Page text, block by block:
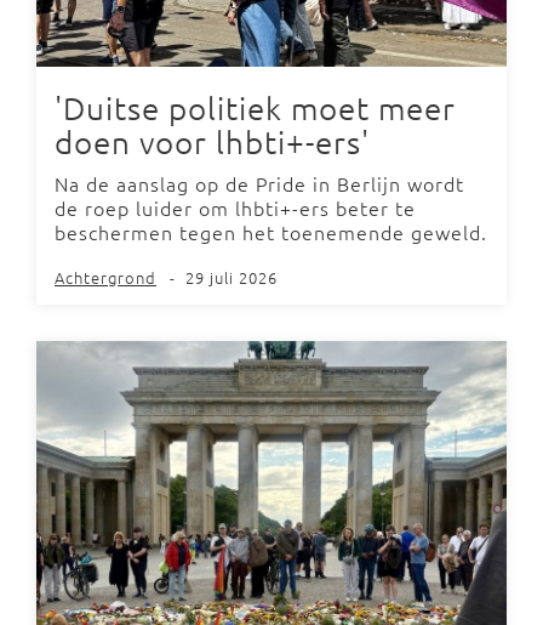
'Duitse politiek moet meer
doen voor lhbti+-ers'
Na de aanslag op de Pride in Berlijn wordt
de roep luider om lhbti+-ers beter te
beschermen tegen het toenemende geweld.
Achtergrond - 29 juli 2026